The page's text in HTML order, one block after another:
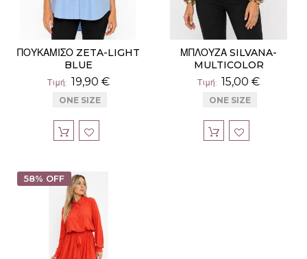
ΠΟΥΚΑΜΙΣΟ ZETA-LIGHT
BLUE
Τιμή 19,90 €
ONE SIZE
ΜΠΛΟΥΖΑ SILVANA-
MULTICOLOR
Τιμή 15,00 €
ONE SIZE
58% OFF